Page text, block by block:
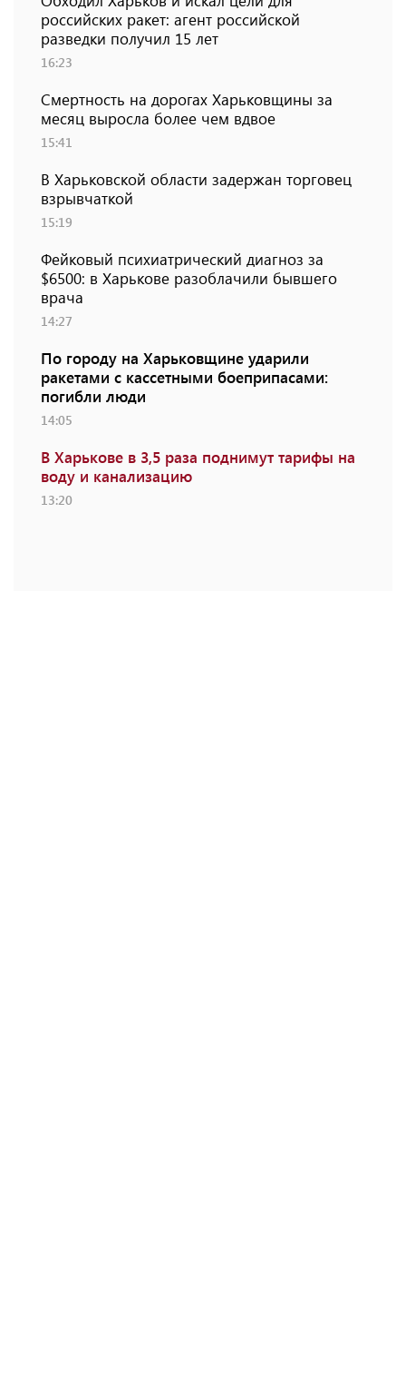
российских ракет: агент российской
разведки получил 15 лет
16:23
Смертность на дорогах Харьковщины за
месяц выросла более чем вдвое
15:41
В Харьковской области задержан торговец
взрывчаткой
15:19
Фейковый психиатрический диагноз за
$6500: в Харькове разоблачили бывшего
врача
14:27
По городу на Харьковщине ударили
ракетами с кассетными боеприпасами:
погибли люди
14:05
В Харькове в 3,5 раза поднимут тарифы на
воду и канализацию
13:20